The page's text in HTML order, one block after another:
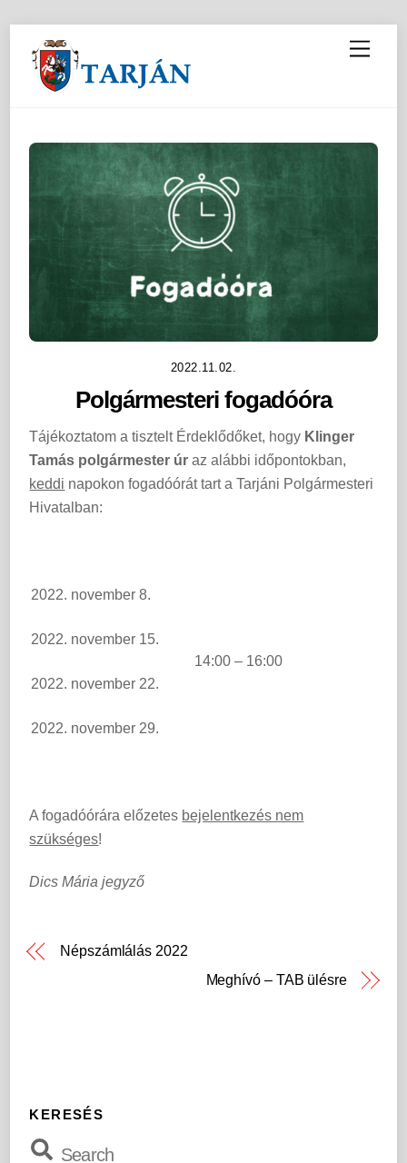
M
e
2022.11.02.
Polgármesteri fogadóóra
Tájékoztatom a tisztelt Érdeklődőket, hogy Klinger
Tamás polgármester úr az alábbi időpontokban,
keddi napokon fogadóórát tart a Tarjáni Polgármesteri
Hivatalban:
2022. november 8.
14:00 – 16:00
2022. november 15.
2022. november 22.
2022. november 29.
A fogadóórára előzetes bejelentkezés nem
szükséges!
Dics Mária jegyző
Népszámlálás 2022
Meghívó – TAB ülésre
KERESÉS